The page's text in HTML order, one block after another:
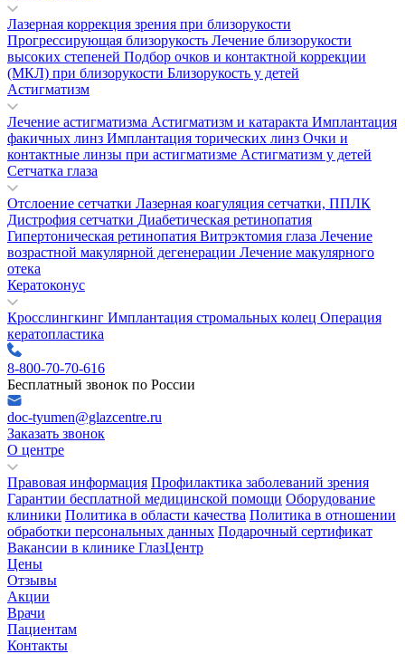
Лазерная коррекция зрения при близорукости
Прогрессирующая близорукость Лечение близорукости
высоких степеней Подбор очков и контактной коррекции
(МКЛ) при близорукости Близорукость у детей
Астигматизм
Лечение астигматизма Астигматизм и катаракта Имплантация
факичных линз Имплантация торических линз Очки и
контактные линзы при астигматизме Астигматизм у детей
Сетчатка глаза
Отслоение сетчатки Лазерная коагуляция сетчатки, ППЛК
Дистрофия сетчатки Диабетическая ретинопатия
Гипертоническая ретинопатия Витрэктомия глаза Лечение
возрастной макулярной дегенерации Лечение макулярного
отека
Кератоконус
Кросслингкинг Имплантация стромальных колец Операция
кератопластика
8-800-70-70-616
Бесплатный звонок по России
doc-tyumen@glazcentre.ru
Заказать звонок
О центре
Правовая информация Профилактика заболеваний зрения
Гарантии бесплатной медицинской помощи Оборудование
клиники Политика в области качества Политика в отношении
обработки персональных данных Подарочный сертификат
Вакансии в клинике ГлазЦентр
Цены
Отзывы
Акции
Врачи
Пациентам
Контакты